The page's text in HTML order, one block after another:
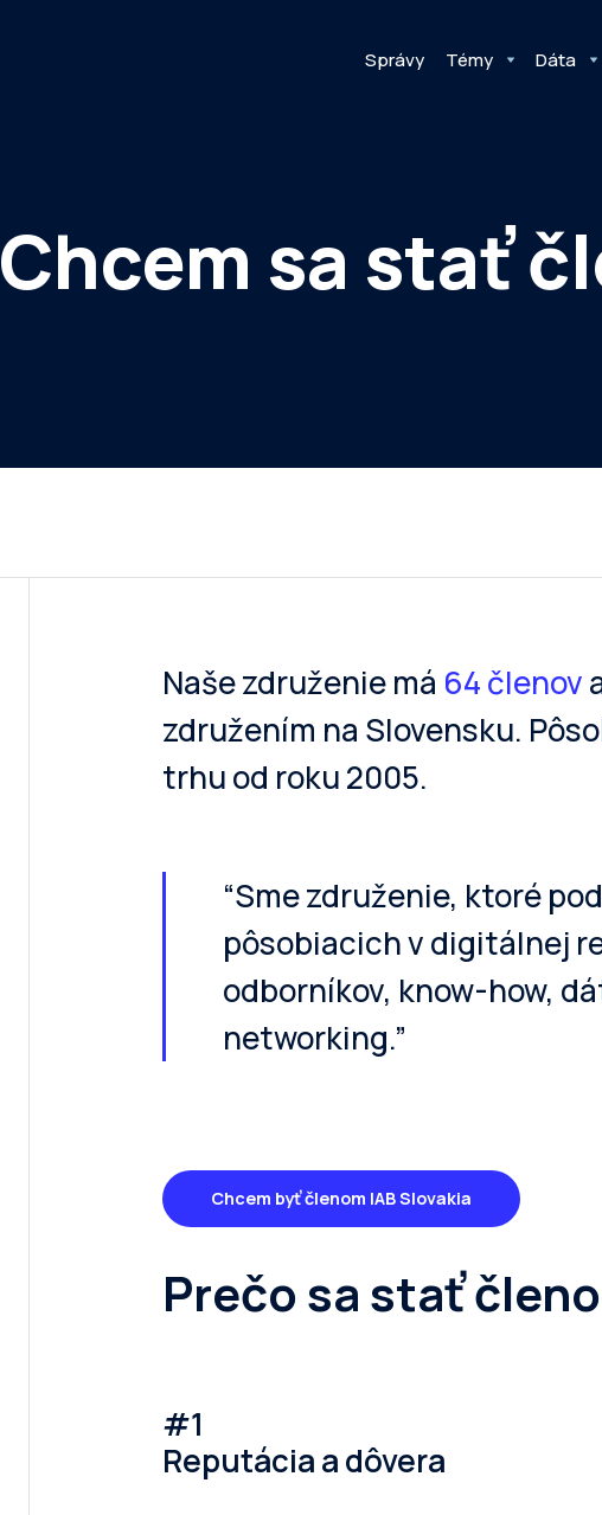
Správy Témy Dáta
Chcem sa stať
Naše združenie má 64 členov
združením na Slovensku.
trhu od roku 2005.
“Sme združenie, ktoré
pôsobiacich v digitálnej
odborníkov, know-how,
networking.”
Chcem byť členom IAB Slovakia
Prečo sa stať
#1
Reputácia a dôvera